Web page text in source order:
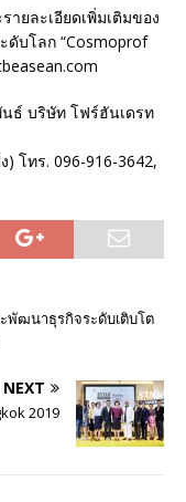
ยละเอียดเพิ่มเติมของ
ดับโลก “Cosmoprof
ธ์ บริษัท โฟร์ฮันเดรท
โทร. 096-916-3642,
พัฒนาธุรกิจระดับเติบโต
NEXT
2019